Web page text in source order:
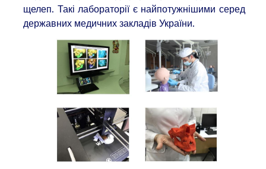
щелеп. Такі лабораторії є найпотужнішими серед
державних медичних закладів України.